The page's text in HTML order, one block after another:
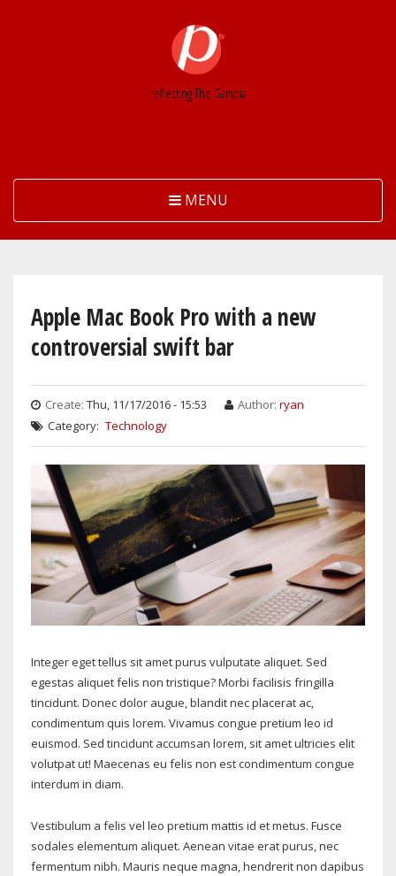
reflecting The Gambia
MENU
Apple Mac Book Pro with a new
controversial swift bar
Create: Thu, 11/17/2016 - 15:53 Author: ryan
Category Technology
Integer eget tellus sit amet purus vulputate aliquet. Sed
egestas aliquet felis non tristique? Morbi facilisis fringilla
tincidunt. Donec dolor augue, blandit nec placerat ac,
condimentum quis lorem. Vivamus congue pretium leo id
euismod. Sed tincidunt accumsan lorem, sit amet ultricies elit
volutpat ut! Maecenas eu felis non est condimentum congue
interdum in diam.
Vestibulum a felis vel leo pretium mattis id et metus. Fusce
sodales elementum aliquet. Aenean vitae erat purus, nec
fermentum nibh. Mauris neque magna, hendrerit non dapibus